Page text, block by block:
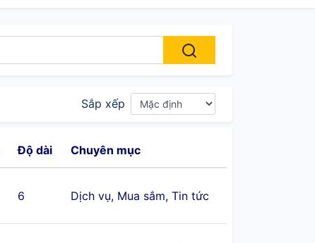
Sắp xếp
Độ dài Chuyên mục
6 Dịch vụ, Mua sắm, Tin tức